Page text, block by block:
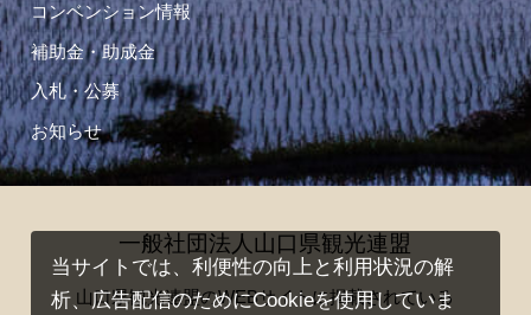
コンベンション情報
補助金・助成金
入札・公募
お知らせ
一般社団法人山口県観光連盟
山口県観光連盟のWEBサイトに掲載されている
当サイトでは、利便性の向上と利用状況の解
析、広告配信のためにCookieを使用していま